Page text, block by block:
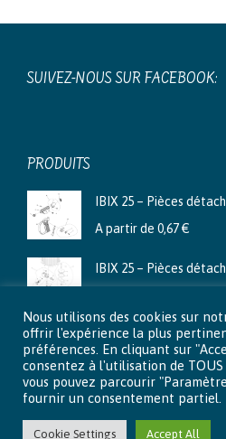
SUIVEZ-NOUS SUR FACEBOOK:
PRODUITS
IBIX 25 – Pièces
A partir de 0,67€
IBIX 25 – Pièces
Ibix 9 - Pièces
A partir de2,66€
© 2015 - 2026 Aéro-Lux . Tous droits
Nous utilisons des cookies sur
offrir l'expérience la plus
préférences. En cliquant sur
consentez à l'utilisation de TOUS
vous pouvez parcourir
fournir un consentement partiel.
Cookie Settings Accept All